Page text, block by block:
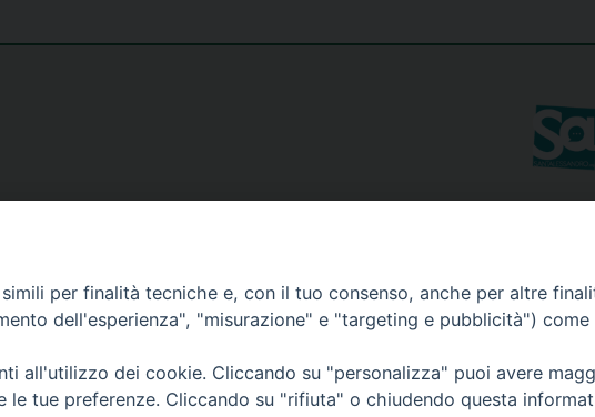
per finalità tecniche e, con il tuo consenso, anche per altre
dell'esperienza", "misurazione" e "targeting e pubblicità")
all'utilizzo dei cookie. Cliccando su "personalizza" puoi avere
le tue preferenze. Cliccando su "rifiuta" o chiudendo questa